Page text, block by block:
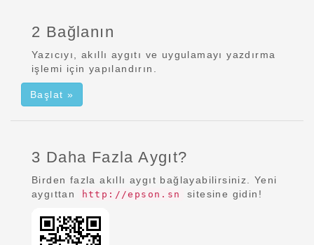
2 Bağlanın
Yazıcıyı, akıllı aygıtı ve uygulamayı yazdırma
işlemi için yapılandırın.
Başlat »
3 Daha Fazla Aygıt?
Birden fazla akıllı aygıt bağlayabilirsiniz. Yeni
aygıttan
http://epson.sn sitesine gidin!